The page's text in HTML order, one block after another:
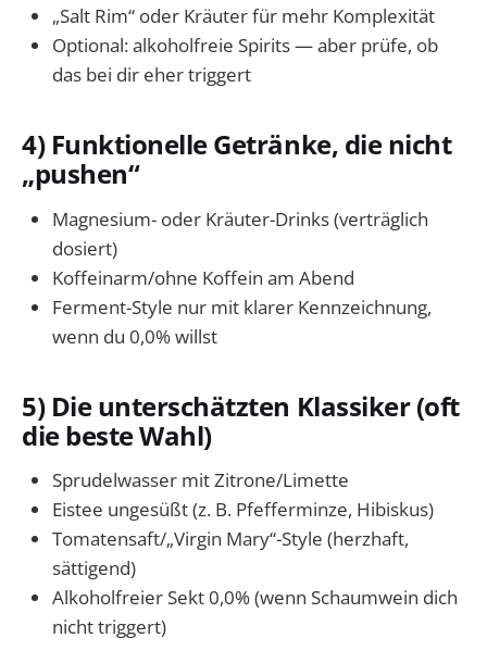
„Salt Rim“ oder Kräuter für mehr Komplexität
Optional: alkoholfreie Spirits — aber prüfe, ob
das bei dir eher triggert
4) Funktionelle Getränke, die nicht
„pushen“
Magnesium- oder Kräuter-Drinks (verträglich
dosiert)
Koffeinarm/ohne Koffein am Abend
Ferment-Style nur mit klarer Kennzeichnung,
wenn du 0,0% willst
5) Die unterschätzten Klassiker (oft
die beste Wahl)
Sprudelwasser mit Zitrone/Limette
Eistee ungesüßt (z. B. Pfefferminze, Hibiskus)
Tomatensaft/„Virgin Mary“-Style (herzhaft,
sättigend)
Alkoholfreier Sekt 0,0% (wenn Schaumwein dich
nicht triggert)